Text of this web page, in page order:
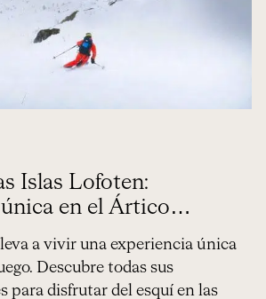
Islas Lofoten:
en el Ártico
a vivir una experiencia única
Descubre todas sus
para disfrutar del esquí en las